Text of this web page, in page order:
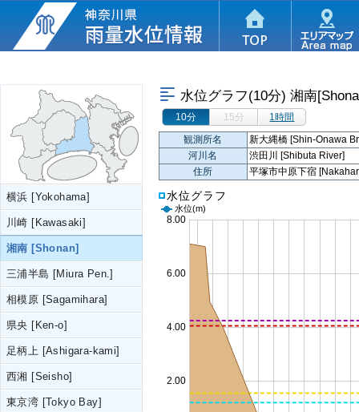
横浜 [Yokohama]
川崎 [Kawasaki]
湘南 [Shonan]
三浦半島 [Miura Pen.]
相模原 [Sagamihara]
県央 [Ken-o]
足柄上 [Ashigara-kami]
西湘 [Seisho]
東京湾 [Tokyo Bay]
水位グラフ(10分) 湘南
10分 15分
1時間
観測所名
新大縄橋 [Shin-Onawa
河川名
渋田川 [Shibuta River]
住所
平塚市中原下宿
水位グラフ
水位(m)